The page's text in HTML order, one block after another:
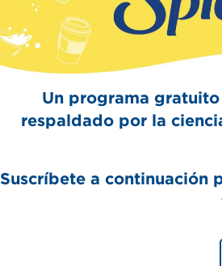
25mg
150mg
16 g
0 g
7 g
Un programa
respaldado por la
Suscríbete a continuación